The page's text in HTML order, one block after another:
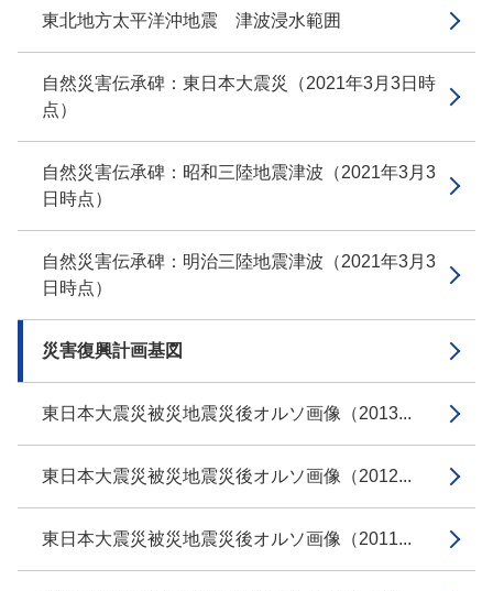
東北地方太平洋沖地震 津波浸水範囲
自然災害伝承碑：東日本大震災（2021年3月3日時
点）
自然災害伝承碑：昭和三陸地震津波（2021年3月3
日時点）
自然災害伝承碑：明治三陸地震津波（2021年3月3
日時点）
災害復興計画基図
東日本大震災被災地震災後オルソ画像（2013...
東日本大震災被災地震災後オルソ画像（2012...
東日本大震災被災地震災後オルソ画像（2011...